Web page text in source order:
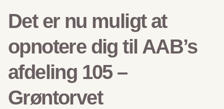
Det er nu muligt at
opnotere dig til AAB’s
afdeling 105 –
Grøntorvet